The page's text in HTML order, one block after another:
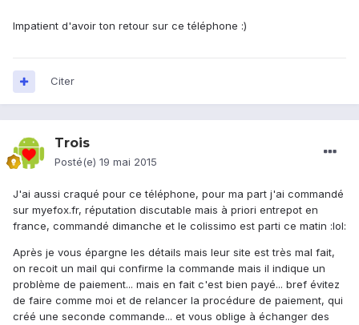
Impatient d'avoir ton retour sur ce téléphone :)
Citer
Trois
Posté(e) 19 mai 2015
J'ai aussi craqué pour ce téléphone, pour ma part j'ai commandé
sur myefox.fr, réputation discutable mais à priori entrepot en
france, commandé dimanche et le colissimo est parti ce matin :lol:
Après je vous épargne les détails mais leur site est très mal fait,
on recoit un mail qui confirme la commande mais il indique un
problème de paiement... mais en fait c'est bien payé... bref évitez
de faire comme moi et de relancer la procédure de paiement, qui
créé une seconde commande... et vous oblige à échanger des